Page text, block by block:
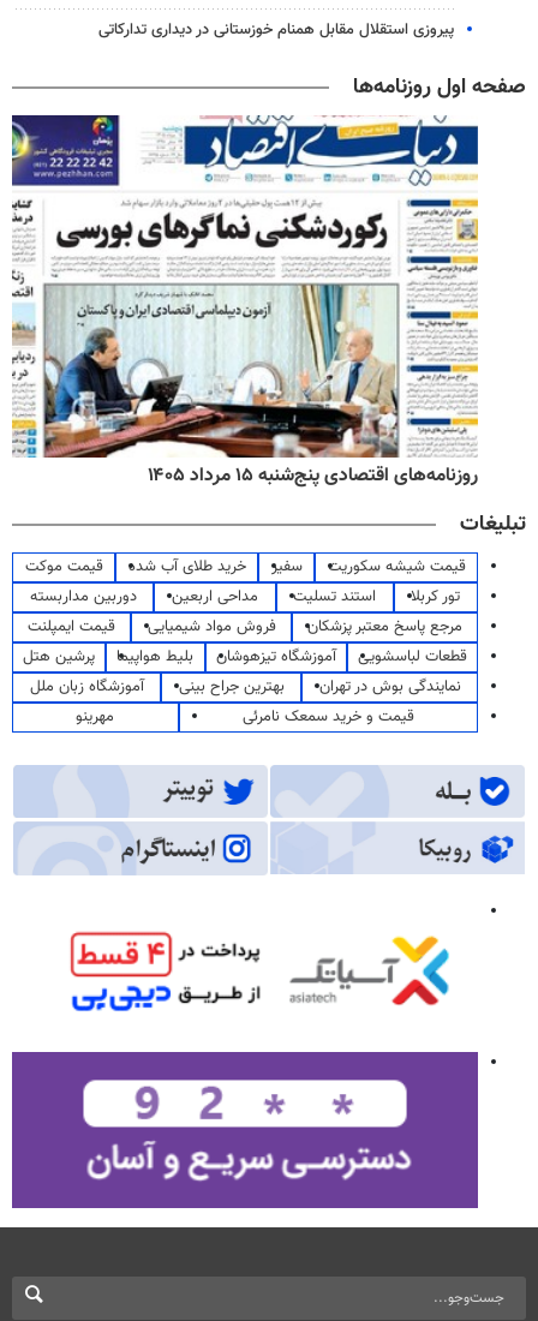
پیروزی استقلال مقابل همنام خوزستانی در دیداری تدارکاتی
صفحه اول روزنامه‌ها
روزنامه‌های اقتصادی پنج‌شنبه ۱۵ مرداد ۱۴۰۵
تبلیغات
قیمت شیشه سکوریت سفیر خرید طلای آب شده
قیمت موکت
تور کربلا
استند تسلیت مداحی اربعین
دوربین مداربسته
مرجع پاسخ معتبر پزشکان
فروش مواد شیمیایی
قیمت ایمپلنت
قطعات لباسشویی
آموزشگاه تیزهوشان بلیط هواپیما
پرشین هتل
نمایندگی بوش در تهران
بهترین جراح بینی
آموزشگاه زبان ملل
قیمت و خرید سمعک نامرئی
مهرینو